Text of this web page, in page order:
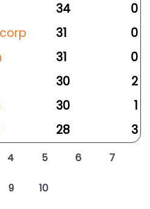
34
0
31
0
31
0
30
2
30
1
28 3
4 5 6 7
9 10